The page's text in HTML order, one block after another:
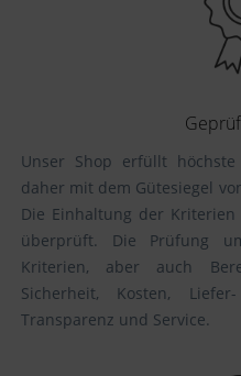
Unser Shop erfüllt
daher mit dem Gütesiegel
Die Einhaltung der
überprüft. Die Prüfung
Kriterien, aber auch
Sicherheit, Kosten,
Transparenz und Service.